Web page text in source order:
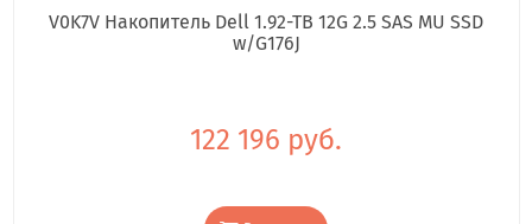
V0K7V Накопитель Dell 1.92-TB 12G 2.5 SAS MU SSD
w/G176J
122 196 руб.